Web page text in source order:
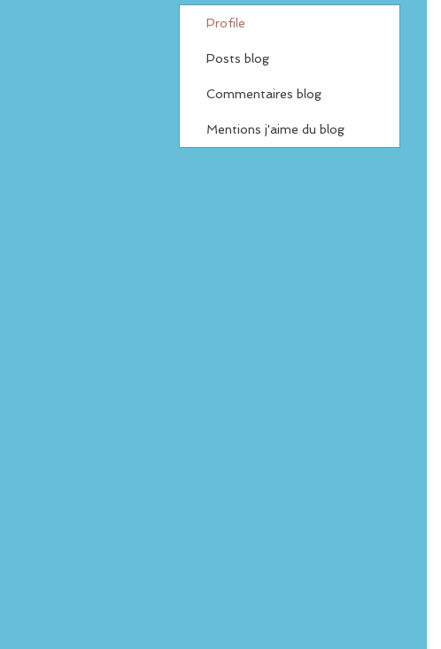
Profile
Posts blog
Commentaires blog
Mentions j'aime du blog